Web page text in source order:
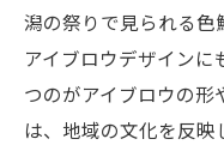
潟の祭りで見られる色
アイブロウデザイン
つのがアイブロウの形
は、地域の文化を反